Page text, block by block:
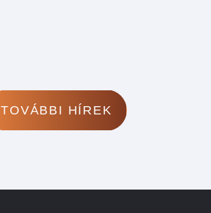
TOVÁBBI HÍREK